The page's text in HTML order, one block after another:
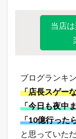
当店
ブログランキ
「店長スゲー
「今日も夜中
「10億行った
と思っていた